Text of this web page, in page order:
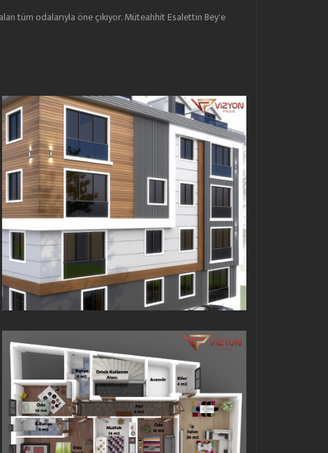
tüm odalarıyla öne çıkıyor. Müteahhit Esalettin Bey'e